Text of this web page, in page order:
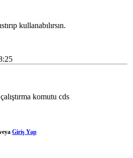
kullanabılırsın.
komutu cds
Giriş Yap